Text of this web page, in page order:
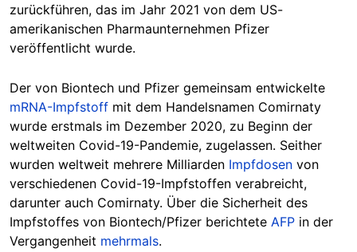
zurückführen, das im Jahr 2021 von dem US-
amerikanischen Pharmaunternehmen Pfizer
veröffentlicht wurde.
Der von Biontech und Pfizer gemeinsam entwickelte
mRNA-Impfstoff mit dem Handelsnamen Comirnaty
wurde erstmals im Dezember 2020, zu Beginn der
weltweiten Covid-19-Pandemie, zugelassen. Seither
wurden weltweit mehrere Milliarden Impfdosen von
verschiedenen Covid-19-Impfstoffen verabreicht,
darunter auch Comirnaty. Über die Sicherheit des
Impfstoffes von Biontech/Pfizer berichtete AFP in der
Vergangenheit mehrmals.